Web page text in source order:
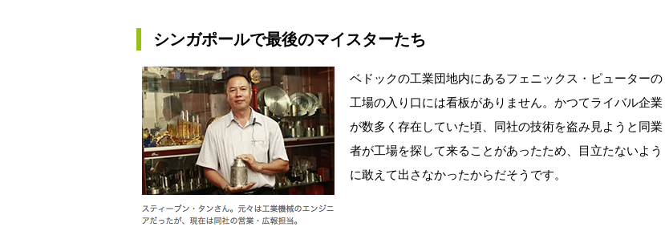
シンガポールで最後のマイスターたち
ベドックの工業団地内にあるフェニックス・ピューターの
工場の入り口には看板がありません。かつてライバル企業
が数多く存在していた頃、同社の技術を盗み見ようと同業
者が工場を探して来ることがあったため、目立たないよう
に敢えて出さなかったからだそうです。